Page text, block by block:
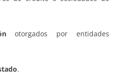
otorgados por entidades
.